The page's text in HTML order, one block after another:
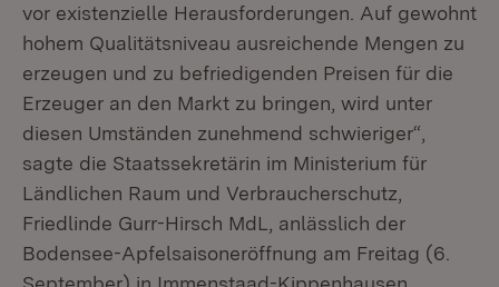
vor existenzielle Herausforderungen. Auf gewohnt
hohem Qualitätsniveau ausreichende Mengen zu
erzeugen und zu befriedigenden Preisen für die
Erzeuger an den Markt zu bringen, wird unter
diesen Umständen zunehmend schwieriger“,
sagte die Staatssekretärin im Ministerium für
Ländlichen Raum und Verbraucherschutz,
Friedlinde Gurr-Hirsch MdL, anlässlich der
Bodensee-Apfelsaisoneröffnung am Freitag (6.